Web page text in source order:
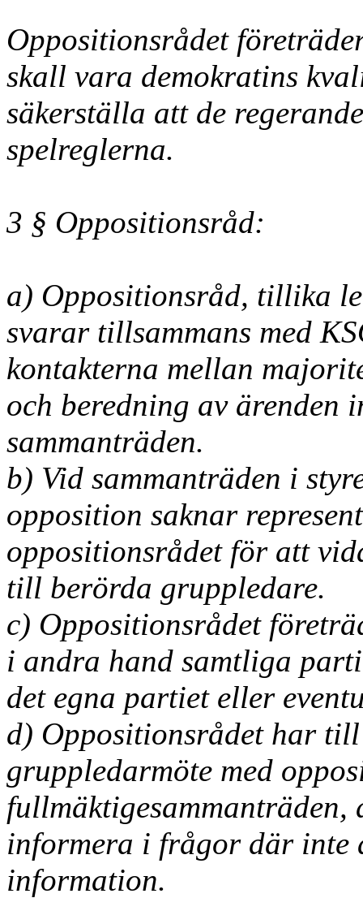
Oppositionsrådet
skall vara demokratins
säkerställa att de
spelreglerna.
3 § Oppositionsråd:
a) Oppositionsråd, tillika
svarar tillsammans med
kontakterna mellan
och beredning av ärenden
sammanträden.
b) Vid sammanträden i
opposition saknar
oppositionsrådet för att
till berörda gruppledare.
c) Oppositionsrådet
i andra hand samtliga
det egna partiet eller
d) Oppositionsrådet har
gruppledarmöte med
informera i frågor där inte
information.